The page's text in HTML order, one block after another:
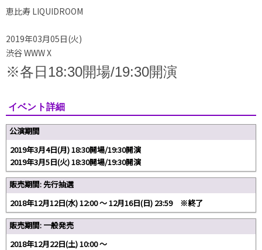
恵比寿 LIQUIDROOM
2019年03月05日(火)
渋谷 WWW X
※各日18:30開場/19:30開演
イベント詳細
公演期間
2019年3月4日(月) 18:30開場/19:30開演
2019年3月5日(火) 18:30開場/19:30開演
販売期間: 先行抽選
2018年12月12日(水) 12:00 〜 12月16日(日) 23:59 ※終了
販売期間: 一般発売
2018年12月22日(土) 10:00 〜